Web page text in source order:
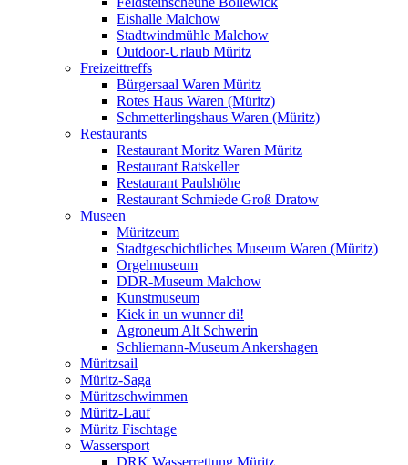
Eishalle Malchow
Stadtwindmühle Malchow
Outdoor-Urlaub Müritz
Freizeittreffs
Bürgersaal Waren Müritz
Rotes Haus Waren (Müritz)
Schmetterlingshaus Waren (Müritz)
Restaurants
Restaurant Moritz Waren Müritz
Restaurant Ratskeller
Restaurant Paulshöhe
Restaurant Schmiede Groß Dratow
Museen
Müritzeum
Stadtgeschichtliches Museum Waren (Müritz)
Orgelmuseum
DDR-Museum Malchow
Kunstmuseum
Kiek in un wunner di!
Agroneum Alt Schwerin
Schliemann-Museum Ankershagen
Müritzsail
Müritz-Saga
Müritzschwimmen
Müritz-Lauf
Müritz Fischtage
Wassersport
DRK Wasserrettung Müritz